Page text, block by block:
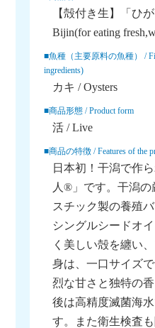
【殻付き生】「ひ
Bijin(for eating
■魚種（主要原料の魚種） /
ingredients)
カキ / Oysters
■商品形態 / Product form
活 / Live
■商品の特徴 / Features of the
日本初！干潟で作
人®」です。干潟
スチック製の養殖
シングルシードオ
く美しい殻を纏い
身は、一口サイズ
烈な甘さと独特の
後は高精度滅菌海
す。また衛生検査